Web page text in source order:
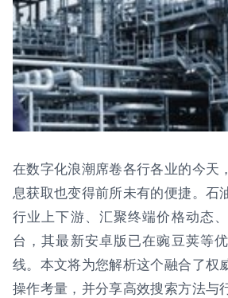
在数字化浪潮席卷各行各业的今天
息获取也变得前所未有的便捷。石
行业上下游、汇聚终端价格动态
台，其最新安卓版已在豌豆荚等
线。本文将为您解析这个融合了权
操作考量，并分享高效搜索方法与